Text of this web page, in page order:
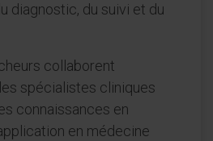
diagnostic, du suivi et du
collaborent
spécialistes cliniques
connaissances en
en médecine